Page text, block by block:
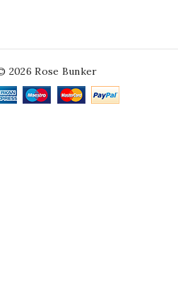
Rose Bunker